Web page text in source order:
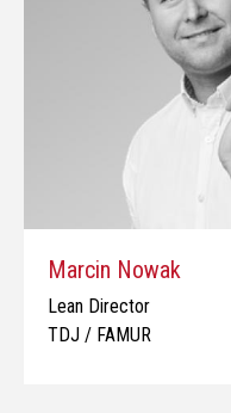
Marcin Nowak
Lean Director
TDJ / FAMUR